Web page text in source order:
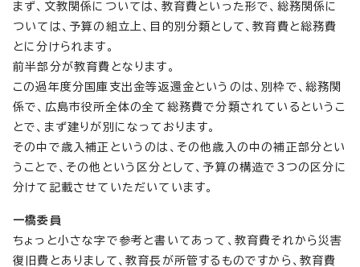
まず、文教関係については、教育費といった形で、総務関係に
ついては、予算の組立上、目的別分類として、教育費と総務費
とに分けられます。
前半部分が教育費となります。
この過年度分国庫支出金等返還金というのは、別枠で、総務関
係で、広島市役所全体の全て総務費で分類されているというこ
とで、まず建りが別になっております。
その中で歳入補正というのは、その他歳入の中の補正部分とい
うことで、その他という区分として、予算の構造で3つの区分に
分けて記載させていただいています。
一橋委員
ちょっと小さな字で参考と書いてあって、教育費それから災害
復旧費とありまして、教育長が所管するものですから、教育費